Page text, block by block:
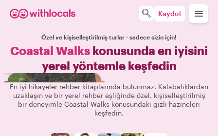
Kaydol
Özel ve kişiselleştirilmiş turlar - sadece sizin için!
Coastal Walks konusunda en iyisini
yerel yöntemle keşfedin
En iyi hikayeler rehber kitaplarında bulunmaz. Kalabalıklardan
uzaklaşın ve bir yerel rehber eşliğinde özel, kişiselleştirilmiş
bir deneyimle Coastal Walks konusundaki gizli hazineleri
keşfedin.